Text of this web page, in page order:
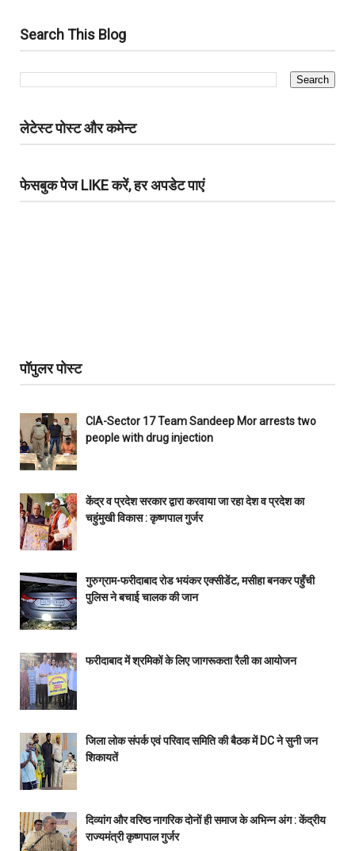
Search This Blog
लेटेस्ट पोस्ट और कमेन्ट
फेसबुक पेज LIKE करें, हर अपडेट पाएं
पॉपुलर पोस्ट
CIA-Sector 17 Team Sandeep Mor arrests two
people with drug injection
केंद्र व प्रदेश सरकार द्वारा करवाया जा रहा देश व प्रदेश का
चहुंमुखी विकास : कृष्णपाल गुर्जर
गुरुग्राम-फरीदाबाद रोड भयंकर एक्सीडेंट, मसीहा बनकर पहुँची
पुलिस ने बचाई चालक की जान
फरीदाबाद में श्रमिकों के लिए जागरूकता रैली का आयोजन
जिला लोक संपर्क एवं परिवाद समिति की बैठक में DC ने सुनी जन
शिकायतें
दिव्यांग और वरिष्ठ नागरिक दोनों ही समाज के अभिन्न अंग : केंद्रीय
राज्यमंत्री कृष्णपाल गुर्जर